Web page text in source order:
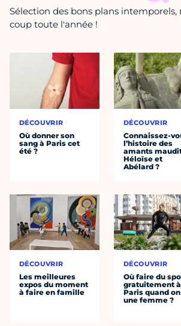
Sélection des bons plans
coup toute l'année !
DÉCOUVRIR
Où donner son
sang à Paris cet
été ?
DÉCOUVRIR
Les meilleures
expos du moment
à faire en famille
DÉCOUVRIR
Connaissez-
l’histoire des
amants
Héloïse et
Abélard ?
DÉCOUVRIR
Où faire du
gratuitement à
Paris quand
une femme ?